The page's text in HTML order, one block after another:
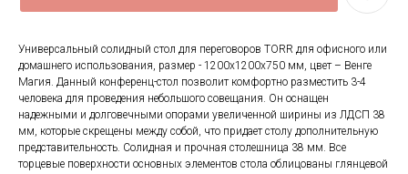
Универсальный солидный стол для переговоров TORR для офисного или
домашнего использования, размер - 1200х1200х750 мм, цвет – Венге
Магия. Данный конференц-стол позволит комфортно разместить 3-4
человека для проведения небольшого совещания. Он оснащен
надежными и долговечными опорами увеличенной ширины из ЛДСП 38
мм, которые скрещены между собой, что придает столу дополнительную
представительность. Солидная и прочная столешница 38 мм. Все
торцевые поверхности основных элементов стола облицованы глянцевой